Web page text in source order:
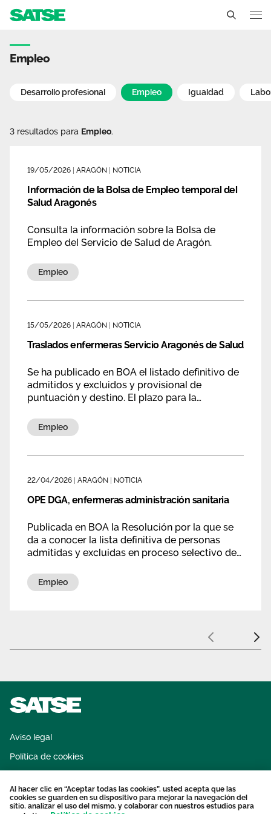
Delegados Sindicales
Transparencia
Ámbitos de negociación
Secciones sindicales
Servicios
Ventajas
Actualidad
Temas
Noticias
Publicaciones
Vídeos
Aragón
Contáctanos
Únete
Noticias - Aragón
Empleo
Desarrollo profesional Empleo Igualdad
3 resultados para Empleo.
19/05/2026 ARAGÓN NOTICIA
Información de la Bolsa de Empleo temporal del
Salud Aragonés
Consulta la información sobre la Bolsa de
Empleo del Servicio de Salud de Aragón.
Empleo
15/05/2026 ARAGÓN NOTICIA
Traslados enfermeras Servicio Aragonés de Salud
Se ha publicado en BOA el listado definitivo de
admitidos y excluidos y provisional de
puntuación y destino. El plazo para la
Empleo
22/04/2026 ARAGÓN NOTICIA
OPE DGA, enfermeras administración sanitaria
Publicada en BOA la Resolución por la que se
da a conocer la lista definitiva de personas
admitidas y excluidas en proceso selectivo de
sanitaria. Además se establece la fecha del
primer ejercicio será el 4 de diciembre.
Empleo
Anterior
Aviso legal
Política de cookies
Protección datos personales
Al hacer clic en “Aceptar todas las cookies”, usted acepta que las
cookies se guarden en su dispositivo para mejorar la navegación del
sitio, analizar el uso del mismo, y colaborar con nuestros estudios para